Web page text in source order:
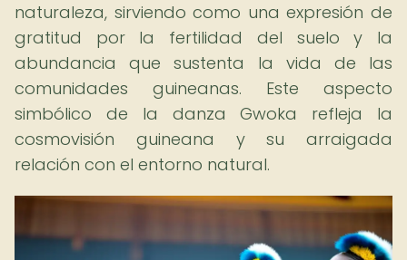
naturaleza, sirviendo como una expresión de
gratitud por la fertilidad del suelo y la
abundancia que sustenta la vida de las
comunidades guineanas. Este aspecto
simbólico de la danza Gwoka refleja la
cosmovisión guineana y su arraigada
relación con el entorno natural.